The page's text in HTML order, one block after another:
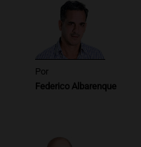
Episodios
Por
Federico Albarenque